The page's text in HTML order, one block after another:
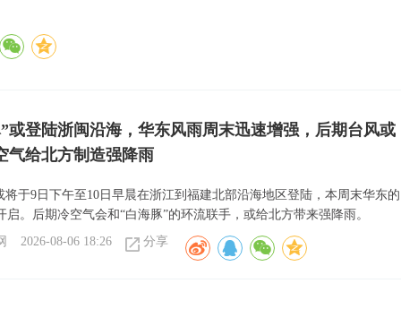
或登陆浙闽沿海，华东风雨周末迅速增强，后期台风或
气给北方制造强降雨
将于9日下午至10日早晨在浙江到福建北部沿海地区登陆，本周末华东的
启。后期冷空气会和“白海豚”的环流联手，或给北方带来强降雨。
2026-08-06 18:26 分享